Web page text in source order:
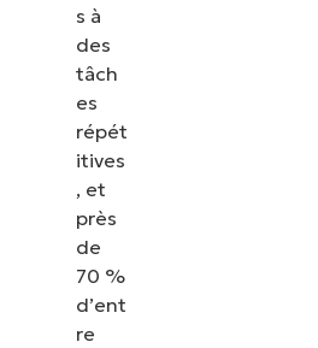
s à
des
tâch
es
répét
itives
, et
près
de
70 %
d’ent
re